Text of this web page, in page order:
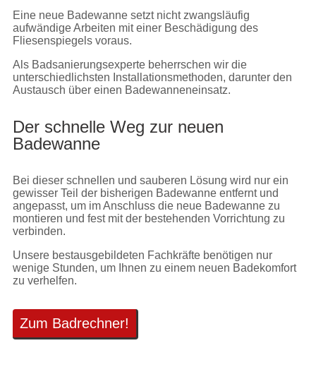
Eine neue Badewanne setzt nicht zwangsläufig
aufwändige Arbeiten mit einer Beschädigung des
Fliesenspiegels voraus.
Als Badsanierungsexperte beherrschen wir die
unterschiedlichsten Installationsmethoden, darunter den
Austausch über einen Badewanneneinsatz.
Der schnelle Weg zur neuen
Badewanne
Bei dieser schnellen und sauberen Lösung wird nur ein
gewisser Teil der bisherigen Badewanne entfernt und
angepasst, um im Anschluss die neue Badewanne zu
montieren und fest mit der bestehenden Vorrichtung zu
verbinden.
Unsere bestausgebildeten Fachkräfte benötigen nur
wenige Stunden, um Ihnen zu einem neuen Badekomfort
zu verhelfen.
Zum Badrechner!